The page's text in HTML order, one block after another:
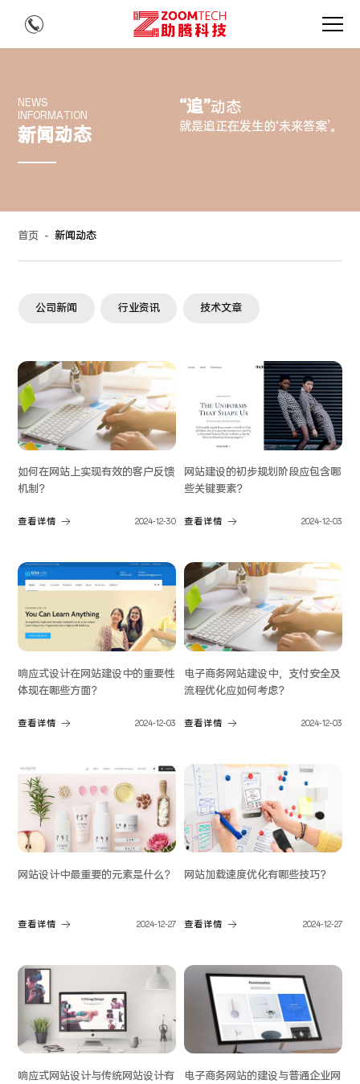
NEWS
INFORMATION
新闻动态
“追”动态
就是追正在发生的‘未来答案’。
首页 - 新闻动态
公司新闻 行业资讯 技术文章
如何在网站上实现有效的客户反馈
机制？
查看详情 2024-12-30
网站建设的初步规划阶段应包含哪
些关键要素？
查看详情 2024-12-03
响应式设计在网站建设中的重要性
体现在哪些方面？
查看详情 2024-12-03
电子商务网站建设中，支付安全及
流程优化应如何考虑？
查看详情 2024-12-03
网站设计中最重要的元素是什么？
查看详情 2024-12-27
网站加载速度优化有哪些技巧？
查看详情 2024-12-27
响应式网站设计与传统网站设计有
电子商务网站的建设与普通企业网